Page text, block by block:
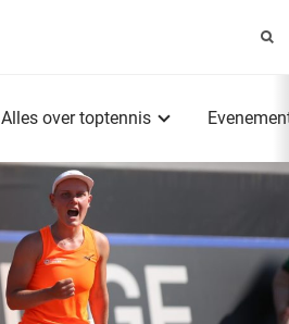
Alles over toptennis